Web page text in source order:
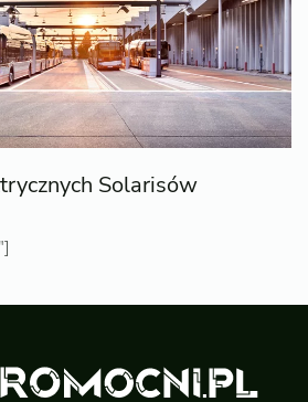
Solarisów